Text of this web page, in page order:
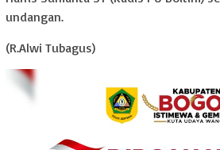
undangan.
(R.Alwi Tubagus)